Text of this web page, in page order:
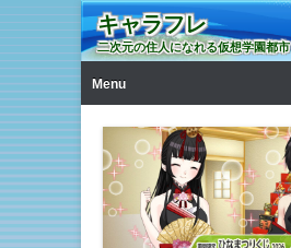
キャラフレ
二次元の住人になれる仮想学園都市
Menu